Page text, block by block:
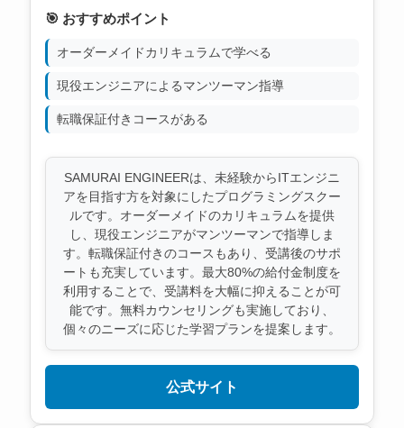
🎯 おすすめポイント
オーダーメイドカリキュラムで学べる
現役エンジニアによるマンツーマン指導
転職保証付きコースがある
SAMURAI ENGINEERは、未経験からITエンジニ
アを目指す方を対象にしたプログラミングスクー
ルです。オーダーメイドのカリキュラムを提供
し、現役エンジニアがマンツーマンで指導しま
す。転職保証付きのコースもあり、受講後のサポ
ートも充実しています。最大80%の給付金制度を
利用することで、受講料を大幅に抑えることが可
能です。無料カウンセリングも実施しており、
個々のニーズに応じた学習プランを提案します。
公式サイト